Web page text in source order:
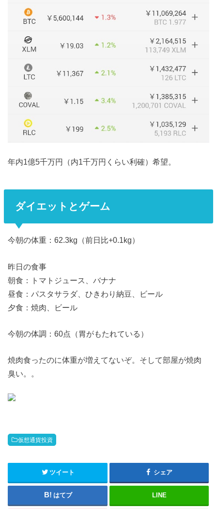
年内1億5千万円（内1千万円くらい利確）希望。
ダイエットとゲーム
今朝の体重：62.3kg（前日比+0.1kg）
昨日の食事
朝食：トマトジュース、バナナ
昼食：パスタサラダ、ひきわり納豆、ビール
夕食：焼肉、ビール
今朝の体調：60点（胃がもたれている）
焼肉食ったのに体重が増えてないぞ。そして部屋が焼肉
臭い。。
仮想通貨投資
ツイート シェア
はてブ LINE